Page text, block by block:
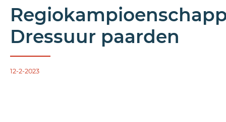
Dressuur paarden
12-2-2023